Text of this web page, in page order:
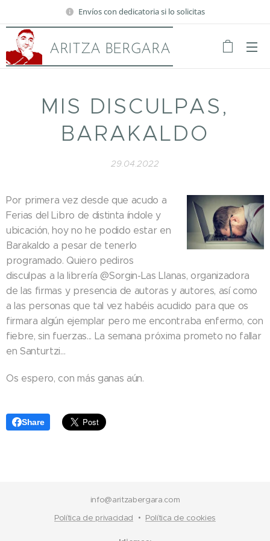
Envíos con dedicatoria si lo solicitas
ARITZA BERGARA
MIS DISCULPAS,
BARAKALDO
29.04.2022
Por primera vez desde que acudo a
Ferias del Libro de distinta índole y
ubicación, hoy no he podido estar en
Barakaldo a pesar de tenerlo
programado. Quiero pediros
disculpas a la librería @Sorgin-Las Llanas, organizadora
de las firmas y presencia de autoras y autores, así como
a las personas que tal vez habéis acudido para que os
firmara algún ejemplar pero me encontraba enfermo, con
fiebre, sin fuerzas... La semana próxima prometo no fallar
en Santurtzi...
Os espero, con más ganas aún.
Share
info@aritzabergara.com
Política de privacidad
Política de cookies